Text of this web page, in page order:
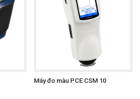
Máy đo màu PCE CSM 10